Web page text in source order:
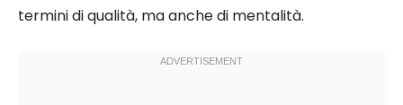
termini di qualità, ma anche di mentalità.